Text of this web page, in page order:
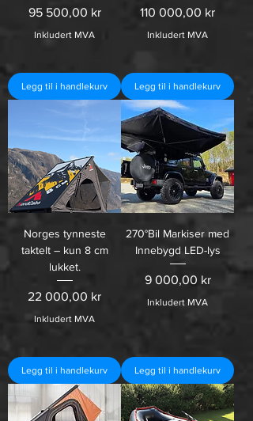
95 500,00 kr
Inkludert MVA
Legg til i handlekurv
110 000,00 kr
Inkludert MVA
Legg til i handlekurv
Norges tynneste
taktelt – kun 8 cm
lukket.
Pris
22 000,00 kr
Inkludert MVA
Legg til i handlekurv
270°Bil Markiser med
Innebygd LED-lys
Pris
9 000,00 kr
Inkludert MVA
Legg til i handlekurv